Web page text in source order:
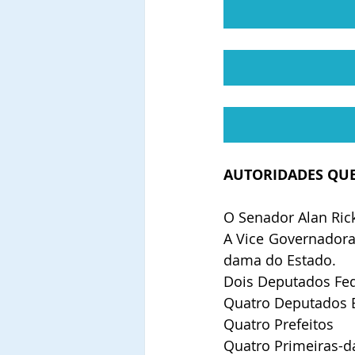
AUTORIDADES
O Senador Alan
A Vice
dama do Estado.
Dois Deputados
Quatro Deputados
Quatro Prefeitos
Quatro Primeiras-